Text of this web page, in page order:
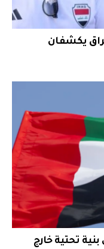
يكشفان
تحتية خارج